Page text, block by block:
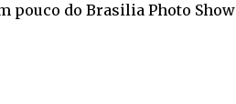
pouco do Brasilia Photo Show